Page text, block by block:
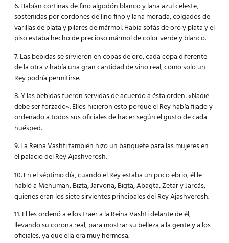
6. Habían cortinas de fino algodón blanco y lana azul celeste,
sostenidas por cordones de lino fino y lana morada, colgados de
varillas de plata y pilares de mármol. Había sofás de oro y plata y el
piso estaba hecho de precioso mármol de color verde y blanco.
7. Las bebidas se sirvieron en copas de oro, cada copa diferente
de la otra v había una gran cantidad de vino real, como solo un
Rey podría permitirse.
8. Y las bebidas fueron servidas de acuerdo a ésta orden: «Nadie
debe ser forzado». Ellos hicieron esto porque el Rey había fijado y
ordenado a todos sus oficiales de hacer según el gusto de cada
huésped.
9. La Reina Vashti también hizo un banquete para las mujeres en
el palacio del Rey Ajashverosh.
10. En el séptimo día, cuando el Rey estaba un poco ebrio, él le
habló a Mehuman, Bizta, Jarvona, Bigta, Abagta, Zetar y Jarcás,
quienes eran los siete sirvientes principales del Rey Ajashverosh.
11. El les ordenó a ellos traer a la Reina Vashti delante de él,
llevando su corona real, para mostrar su belleza a la gente y a los
oficiales, ya que ella era muy hermosa.